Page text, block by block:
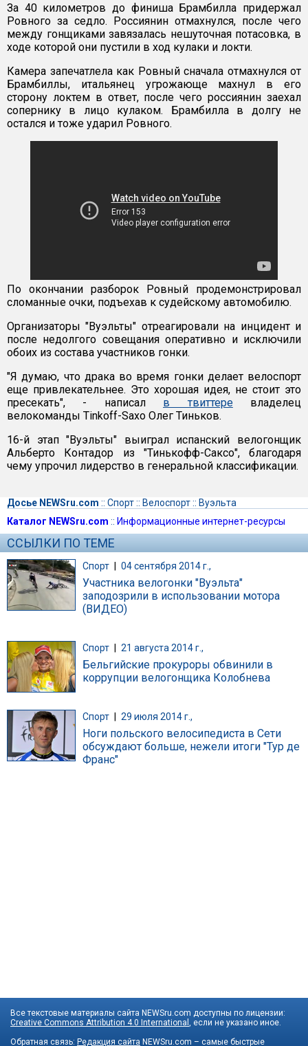
За 40 километров до финиша Брамбилла придержал
Ровного за седло. Россиянин отмахнулся, после чего
между гонщиками завязалась нешуточная потасовка, в
ходе которой они пустили в ход кулаки и локти.
Камера запечатлела как Ровный сначала отмахнулся от
Брамбиллы, итальянец угрожающе махнул в его
сторону локтем в ответ, после чего россиянин заехал
сопернику в лицо кулаком. Брамбилла в долгу не
остался и тоже ударил Ровного.
По окончании разборок Ровный продемонстрировал
сломанные очки, подъехав к судейскому автомобилю.
Организаторы "Вуэльты" отреагировали на инцидент и
после недолгого совещания оперативно и исключили
обоих из состава участников гонки.
"Я думаю, что драка во время гонки делает велоспорт
еще привлекательнее. Это хорошая идея, не стоит это
пресекать", - написал в твиттеревладелец
велокоманды Tinkoff-Saxo Олег Тиньков.
16-й этап "Вуэльты" выиграл испанский велогонщик
Альберто Контадор из "Тинькофф-Саксо", благодаря
чему упрочил лидерство в генеральной классификации.
Досье NEWSru.com :: Спорт:: Велоспорт:: Вуэльта
Каталог NEWSru.com :: Информационные интернет-ресурсы
ССЫЛКИ ПО ТЕМЕ
Спорт | 04 сентября 2014 г.,
Участника велогонки "Вуэльта"
заподозрили в использовании мотора
(ВИДЕО)
Спорт 21 августа 2014 г.,
Бельгийские прокуроры обвинили в
коррупции велогонщика Колобнева
Спорт 29 июля 2014 г.,
Ноги польского велосипедиста в Сети
обсуждают больше, нежели итоги "Тур де
Франс"
Все текстовые материалы сайта NEWSru.com доступны по лицензии:
Creative Commons Attribution 4.0 International , если не указано иное.
Обратная связь: Редакция сайта NEWSru.com – самые быстрые